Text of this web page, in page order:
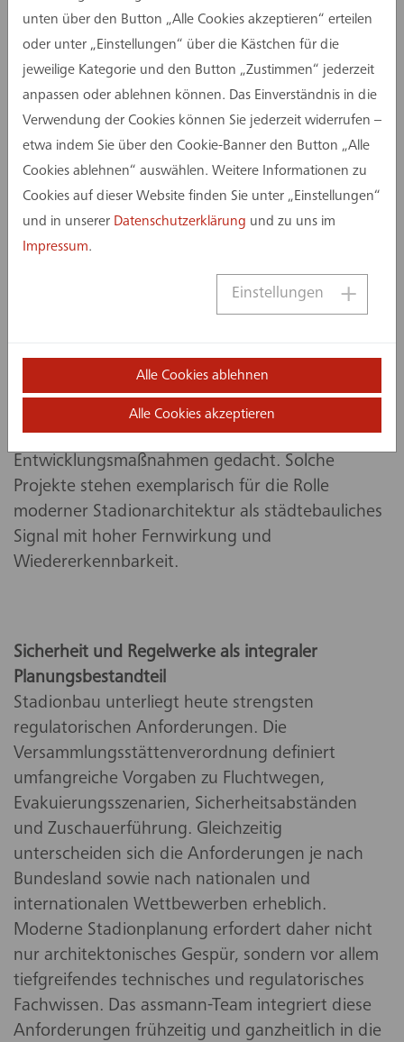
Bereiche sind für den wirtschaftlichen Betrieb
moderner Stadien zunehmend entscheidend. Für
den Audi Sportpark Ingolstadt entwickelten die
assmann-Objektplaner nicht nur die Architektur,
sondern auch anspruchsvoll gestaltete Business-
Lounge-Flächen mit multifunktionaler Nutzung
und hochwertigem Innenausbau in enger
Kooperation mit einem spezialisierten
Innenarchitekten.
Ganz andere Anforderungen entstehen bei
beispielsweise wurde der teilweise
bewusst als neuer architektonischer Maßstab für
zukünftige Sanierungs- und
Entwicklungsmaßnahmen gedacht. Solche
Projekte stehen exemplarisch für die Rolle
moderner Stadionarchitektur als städtebauliches
Signal mit hoher Fernwirkung und
Wiedererkennbarkeit.
Sicherheit und Regelwerke als integraler
Planungsbestandteil
Stadionbau unterliegt heute strengsten
regulatorischen Anforderungen. Die
Versammlungsstättenverordnung definiert
umfangreiche Vorgaben zu Fluchtwegen,
Evakuierungsszenarien, Sicherheitsabständen
und Zuschauerführung. Gleichzeitig
unterscheiden sich die Anforderungen je nach
Bundesland sowie nach nationalen und
internationalen Wettbewerben erheblich.
Moderne Stadionplanung erfordert daher nicht
nur architektonisches Gespür, sondern vor allem
tiefgreifendes technisches und regulatorisches
Fachwissen. Das assmann-Team integriert diese
Anforderungen frühzeitig und ganzheitlich in die
unten über den Button „Alle Cookies akzeptieren“ erteilen
oder unter „Einstellungen“ über die Kästchen für die
jeweilige Kategorie und den Button „Zustimmen“ jederzeit
anpassen oder ablehnen können. Das Einverständnis in die
Verwendung der Cookies können Sie jederzeit widerrufen –
etwa indem Sie über den Cookie-Banner den Button „Alle
Cookies ablehnen“ auswählen. Weitere Informationen zu
Cookies auf dieser Website finden Sie unter „Einstellungen“
und in unserer Datenschutzerklärung und zu uns im
Impressum.
Einstellungen
Alle Cookies ablehnen
Alle Cookies akzeptieren